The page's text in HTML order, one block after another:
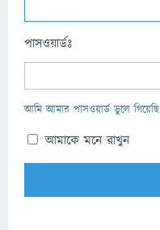
পাসওয়ার্ডঃ
আমি আমার পাসওয়ার্ড ভুলে গিয়েছি
আমাকে মনে রাখুন